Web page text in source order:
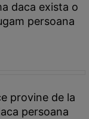
daca exista o
persoana
provine de la
persoana